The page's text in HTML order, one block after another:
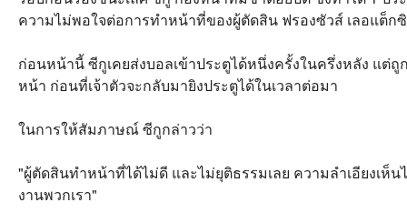
ความไม่พอใจต่อการทำหน้าที่ของผู้ตัดสิน ฟรองซัวส์ เลอแต็ก
ก่อนหน้านี้ ซีกูเคยส่งบอลเข้าประตูได้หนึ่งครั้งในครึ่งหลัง แต่
หน้า ก่อนที่เจ้าตัวจะกลับมายิงประตูได้ในเวลาต่อมา
ในการให้สัมภาษณ์ ซีกูกล่าวว่า
"ผู้ตัดสินทำหน้าที่ได้ไม่ดี และไม่ยุติธรรมเลย ความลำเอียงเห็น
งานพวกเรา"